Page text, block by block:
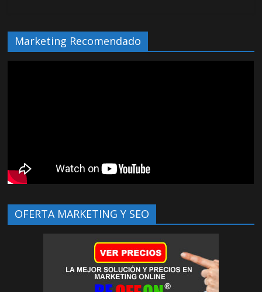
Marketing Recomendado
OFERTA MARKETING Y SEO